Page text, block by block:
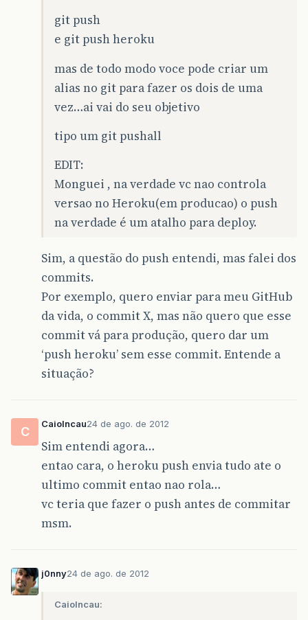
git push
e git push heroku
mas de todo modo voce pode criar um
alias no git para fazer os dois de uma
vez…ai vai do seu objetivo
tipo um git pushall
EDIT:
Monguei , na verdade vc nao controla
versao no Heroku(em producao) o push
na verdade é um atalho para deploy.
Sim, a questão do push entendi, mas falei dos
commits.
Por exemplo, quero enviar para meu GitHub
da vida, o commit X, mas não quero que esse
commit vá para produção, quero dar um
‘push heroku’ sem esse commit. Entende a
situação?
C
CaioIncau24 de ago. de 2012
Sim entendi agora…
entao cara, o heroku push envia tudo ate o
ultimo commit entao nao rola…
vc teria que fazer o push antes de commitar
msm.
j0nny24 de ago. de 2012
CaioIncau: